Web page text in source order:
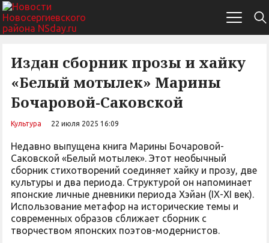
Издан сборник прозы и хайку
«Белый мотылек» Марины
Бочаровой-Саковской
Культура 22 июля 2025 16:09
Недавно выпущена книга Марины Бочаровой-
Саковской «Белый мотылек». Этот необычный
сборник стихотворений соединяет хайку и прозу, две
культуры и два периода. Cтруктурой он напоминает
японские личные дневники периода Хэйан (IX-XI век).
Использование метафор на исторические темы и
современных образов сближает сборник с
творчеством японских поэтов-модернистов.